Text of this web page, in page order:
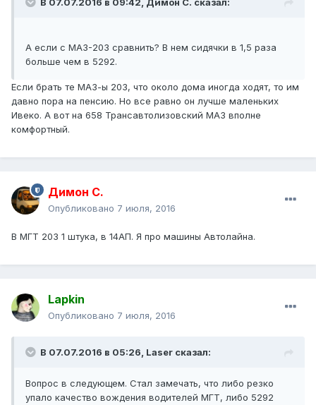
В 07.07.2016 в 09:42, Димон С. сказал:
А если с МАЗ-203 сравнить? В нем сидячки в 1,5 раза
больше чем в 5292.
Если брать те МАЗ-ы 203, что около дома иногда ходят, то им
давно пора на пенсию. Но все равно он лучше маленьких
Ивеко. А вот на 658 Трансавтолизовский МАЗ вполне
комфортный.
Димон С.
Опубликовано 7 июля, 2016
В МГТ 203 1 штука, в 14АП. Я про машины Автолайна.
Lapkin
Опубликовано 7 июля, 2016
В 07.07.2016 в 05:26, Laser сказал:
Вопрос в следующем. Стал замечать, что либо резко
упало качество вождения водителей МГТ, либо 5292